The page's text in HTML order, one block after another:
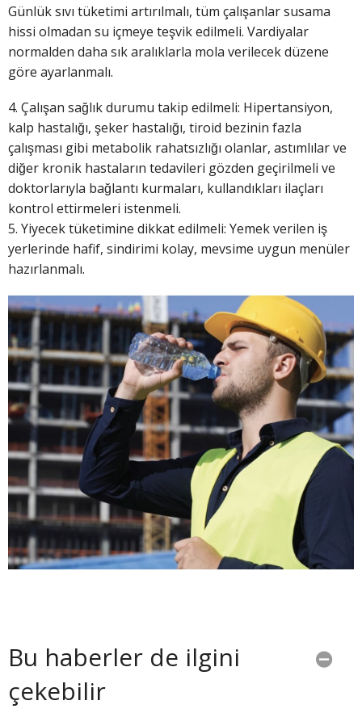
Günlük sıvı tüketimi artırılmalı, tüm çalışanlar susama
hissi olmadan su içmeye teşvik edilmeli. Vardiyalar
normalden daha sık aralıklarla mola verilecek düzene
göre ayarlanmalı.
4. Çalışan sağlık durumu takip edilmeli: Hipertansiyon,
kalp hastalığı, şeker hastalığı, tiroid bezinin fazla
çalışması gibi metabolik rahatsızlığı olanlar, astımlılar ve
diğer kronik hastaların tedavileri gözden geçirilmeli ve
doktorlarıyla bağlantı kurmaları, kullandıkları ilaçları
kontrol ettirmeleri istenmeli.
5. Yiyecek tüketimine dikkat edilmeli: Yemek verilen iş
yerlerinde hafif, sindirimi kolay, mevsime uygun menüler
hazırlanmalı.
Bu haberler de ilgini
çekebilir